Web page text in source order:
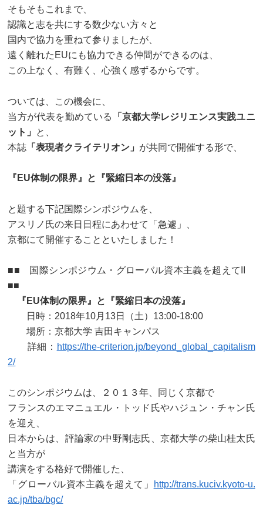
そもそもこれまで、
認識と志を共にする数少ない方々と
国内で協力を重ねて参りましたが、
遠く離れたEUにも協力できる仲間ができるのは、
この上なく、有難く、心強く感ずるからです。
ついては、この機会に、
当方が代表を勤めている
「京都大学レジリエンス実践ユニ
ット」 と、
本誌 「表現者クライテリオン」 が共同で開催する形で、
『EU体制の限界』と『緊縮日本の没落』
と題する下記国際シンポジウムを、
アスリノ氏の来日日程にあわせて「急遽」、
京都にて開催することといたしました！
■■ 国際シンポジウム・グローバル資本主義を超えてII
■■
『EU体制の限界』と『緊縮日本の没落』
日時：2018年10月13日（土）13:00-18:00
場所：京都大学 吉田キャンパス
詳細： https://the-criterion.jp/beyond_global_capitalism
2/
このシンポジウムは、２０１３年、同じく京都で
フランスのエマニュエル・トッド氏やハジュン・チャン氏
を迎え、
日本からは、評論家の中野剛志氏、京都大学の柴山桂太氏
と当方が
講演をする格好で開催した、
「グローバル資本主義を超えて」
http://trans.kuciv.kyoto-u.
ac.jp/tba/bgc/